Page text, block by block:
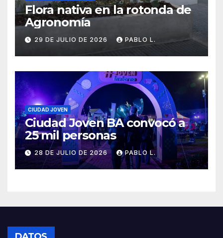
Flora nativa en la rotonda de
Agronomía
29 DE JULIO DE 2026 PABLO L.
CIUDAD JOVEN
Ciudad Joven BA convocó a
25 mil personas
28 DE JULIO DE 2026 PABLO L.